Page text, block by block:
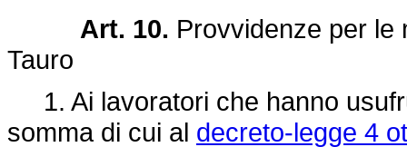
Art. 10. Provvidenze per le
Tauro
1. Ai lavoratori che hanno
somma di cui al decreto-legge 4